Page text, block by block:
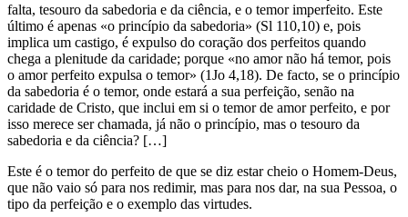
falta, tesouro da sabedoria e da ciência, e o temor imperfeito. Este
último é apenas «o princípio da sabedoria» (Sl 110,10) e, pois
implica um castigo, é expulso do coração dos perfeitos quando
chega a plenitude da caridade; porque «no amor não há temor, pois
o amor perfeito expulsa o temor» (1Jo 4,18). De facto, se o princípio
da sabedoria é o temor, onde estará a sua perfeição, senão na
caridade de Cristo, que inclui em si o temor de amor perfeito, e por
isso merece ser chamada, já não o princípio, mas o tesouro da
sabedoria e da ciência? […]
Este é o temor do perfeito de que se diz estar cheio o Homem-Deus,
que não vaio só para nos redimir, mas para nos dar, na sua Pessoa, o
tipo da perfeição e o exemplo das virtudes.